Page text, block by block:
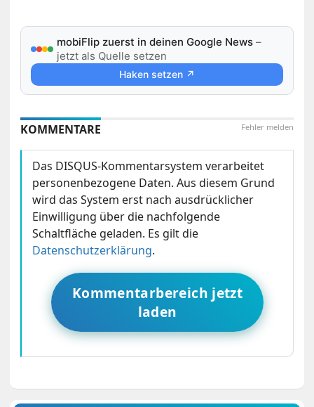
mobiFlip zuerst in deinen Google News –
jetzt als Quelle setzen
Haken setzen ↗
Fehler melden
KOMMENTARE
Das DISQUS-Kommentarsystem verarbeitet
personenbezogene Daten. Aus diesem Grund
wird das System erst nach ausdrücklicher
Einwilligung über die nachfolgende
Schaltfläche geladen. Es gilt die
Datenschutzerklärung.
Kommentarbereich jetzt
laden